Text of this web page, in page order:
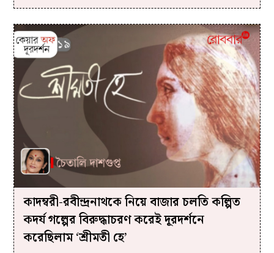
কাদম্বরী-রবীন্দ্রনাথকে নিয়ে বাজার চলতি কল্পিত
কদর্য গল্পের বিরুদ্ধাচরণ করেই দূরদর্শনে
করেছিলাম ‘শ্রীমতী হে’